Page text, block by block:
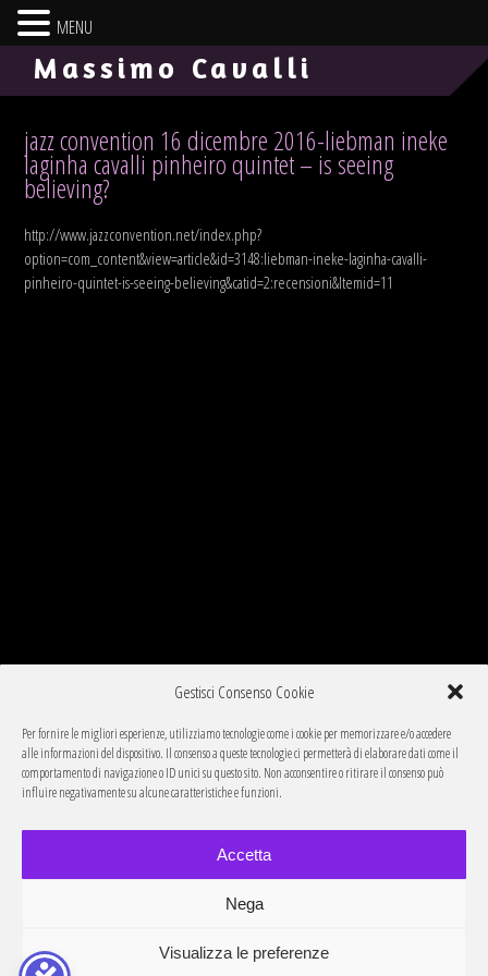
Gestisci Consenso Cookie
Per fornire le migliori esperienze, utilizziamo tecnologie come i cookie per memorizzare e/o accedere
alle informazioni del dispositivo. Il consenso a queste tecnologie ci permetterà di elaborare dati come il
comportamento di navigazione o ID unici su questo sito. Non acconsentire o ritirare il consenso può
influire negativamente su alcune caratteristiche e funzioni.
Accetta
Nega
Visualizza le preferenze
Massimo Cavalli
jazz convention 16 dicembre 2016-liebman ineke
laginha cavalli pinheiro quintet – is seeing
believing?
http://www.jazzconvention.net/index.php?
option=com_content&view=article&id=3148:liebman-ineke-laginha-cavalli-
pinheiro-quintet-is-seeing-believing&catid=2:recensioni&Itemid=11
MENU